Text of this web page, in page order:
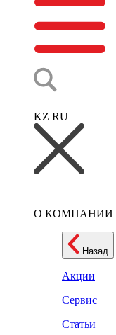
KZ RU
О КОМПАНИИ
Назад
Акции
Сервис
Статьи